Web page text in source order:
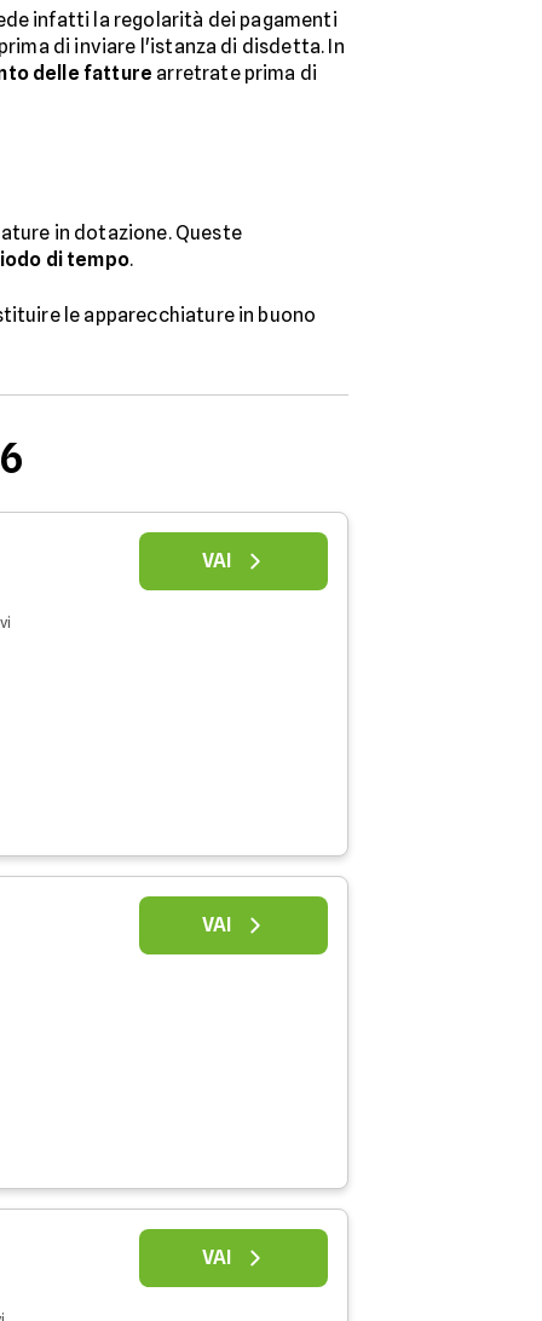
infatti la regolarità dei pagamenti
di inviare l'istanza di disdetta. In
delle fatture arretrate prima di
in dotazione. Queste
di tempo.
le apparecchiature in buono
VAI
VAI
VAI